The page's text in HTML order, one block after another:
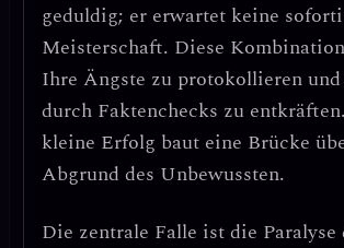
geduldig; er erwartet keine
Meisterschaft. Diese
Ihre Ängste zu protokollieren
durch Faktenchecks zu entkräften
kleine Erfolg baut eine Brücke
Abgrund des Unbewussten.
Die zentrale Falle ist die Paralyse